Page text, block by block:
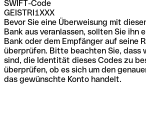
SWIFT-Code
GEISTRI1XXX
Bevor Sie eine Überweisung mit
Bank aus veranlassen, sollten Sie ihn
Bank oder dem Empfänger auf seine
überprüfen. Bitte beachten Sie, dass
sind, die Identität dieses Codes zu
überprüfen, ob es sich um den
das gewünschte Konto handelt.